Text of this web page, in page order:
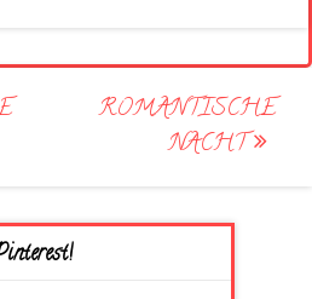
ROMANTISCHE
NACHT